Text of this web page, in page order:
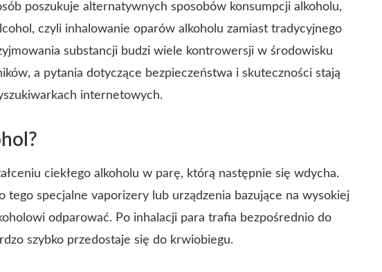
poszukuje alternatywnych sposobów konsumpcji alkoholu,
czyli inhalowanie oparów alkoholu zamiast tradycyjnego
substancji budzi wiele kontrowersji w środowisku
a pytania dotyczące bezpieczeństwa i skuteczności stają
internetowych.
ciekłego alkoholu w parę, którą następnie się wdycha.
tego specjalne vaporizery lub urządzenia bazujące na wysokiej
odparować. Po inhalacji para trafia bezpośrednio do
szybko przedostaje się do krwiobiegu.